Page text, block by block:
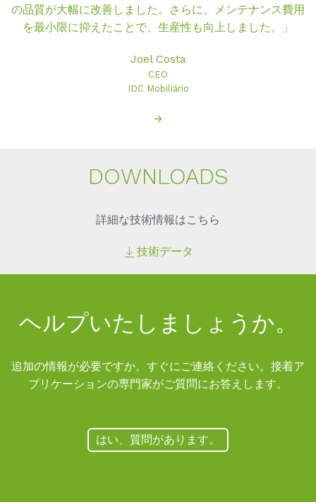
の品質が大幅に改善しました。さらに、メンテナンス費用
を最小限に抑えたことで、生産性も向上しました。」
Joel Costa
CEO
IDC Mobiliário
→
DOWN­LOADS
詳細な技術情報はこちら
技術データ
ヘルプいたしましょうか。
追加の情報が必要ですか。すぐにご連絡ください。接着ア
プリケーションの専門家がご質問にお答えします。
はい、質問があります。